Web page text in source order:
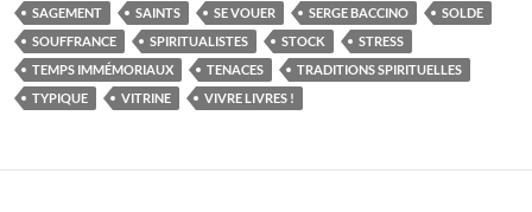
SAGEMENT
SAINTS SE VOUER SERGE BACCINO
SOLDE
SOUFFRANCE
SPIRITUALISTES STOCK
STRESS
TEMPS IMMÉMORIAUX
TENACES
TRADITIONS SPIRITUELLES
TYPIQUE
VITRINE VIVRE LIVRES !